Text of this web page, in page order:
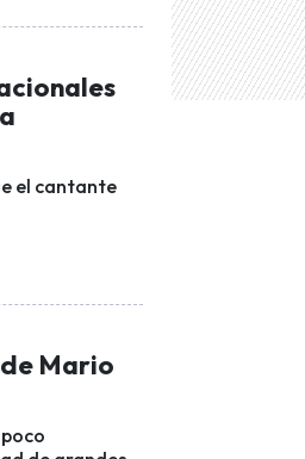
el cantante
de Mario